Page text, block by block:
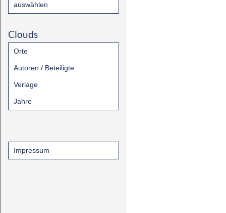
auswählen
Clouds
Orte
Autoren / Beteiligte
Verlage
Jahre
Impressum